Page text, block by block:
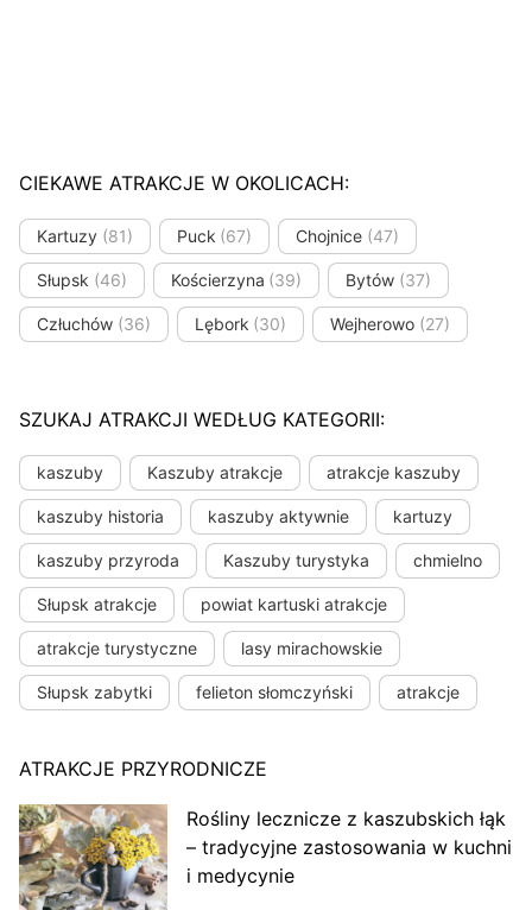
CIEKAWE ATRAKCJE W OKOLICACH:
Kartuzy (81) Puck (67) Chojnice (47)
Słupsk (46) Kościerzyna (39) Bytów (37)
Człuchów (36) Lębork (30) Wejherowo (27)
SZUKAJ ATRAKCJI WEDŁUG KATEGORII:
kaszuby Kaszuby atrakcje atrakcje kaszuby
kaszuby historia kaszuby aktywnie kartuzy
kaszuby przyroda Kaszuby turystyka chmielno
Słupsk atrakcje powiat kartuski atrakcje
atrakcje turystyczne lasy mirachowskie
Słupsk zabytki felieton słomczyński atrakcje
ATRAKCJE PRZYRODNICZE
Rośliny lecznicze z kaszubskich łąk
– tradycyjne zastosowania w kuchni
i medycynie